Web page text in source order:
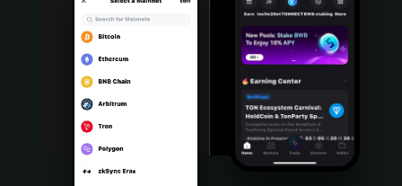
Português (Portugal)
Bahasa Indonesia